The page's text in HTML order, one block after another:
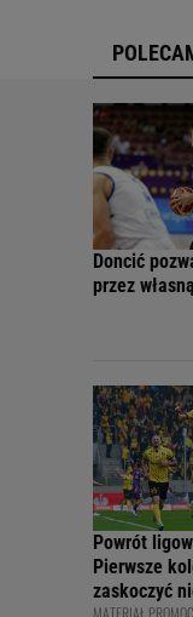
Doncić
przez
Powrót
Pierwsze
zaskoczyć
MATERIAŁ